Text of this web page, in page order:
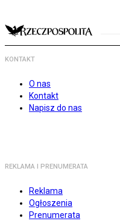
KONTAKT
O nas
Kontakt
Napisz do nas
REKLAMA I PRENUMERATA
Reklama
Ogłoszenia
Prenumerata